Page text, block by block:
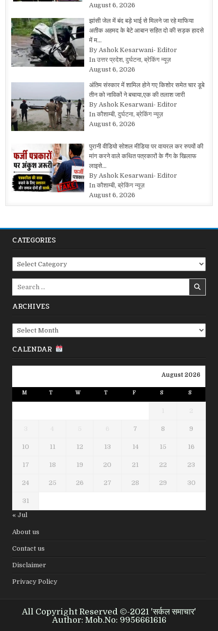
August 6, 2026
झांसी जेल में बंद बड़े भाई से मिलने जा रहे माफिया
अतीक अहमद के बेटे आबान सहित दो की सड़क हादसे
में म…
By Ashok Kesarwani- Editor
In उत्तर प्रदेश, दुर्घटना, ब्रेकिंग न्यूज़
August 6, 2026
अंतिम संस्कार में शामिल होने गए किशोर समेत चार डूबे
तीन को नाविकों ने बचाया,एक की तलाश जारी
By Ashok Kesarwani- Editor
In कौशाम्बी, दुर्घटना, ब्रेकिंग न्यूज़
August 6, 2026
पुरानी वीडियो सोशल मीडिया पर वायरल कर रुपयों की
मांग करने वाले कथित पत्रकारों के गैंग के खिलाफ
लाइसे…
By Ashok Kesarwani- Editor
In कौशाम्बी, ब्रेकिंग न्यूज़
August 6, 2026
CATEGORIES
Categories
ARCHIVES
Archives
CALENDAR
August 2026
M T W T F S S
1 2
3 4 5 6 7 8 9
10 11 12 13 14 15 16
17 18 19 20 21 22 23
24 25 26 27 28 29 30
31
« Jul
About us
Contact us
Disclaimer
Privacy Policy
All Copyright Reserved ©-2021 'सर्कल समाचार'
Author: Mob.No: 9956661616